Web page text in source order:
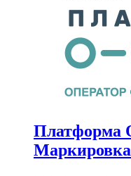
Маркировка